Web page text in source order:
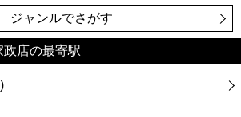
ジャンルでさがす
政店の最寄駅